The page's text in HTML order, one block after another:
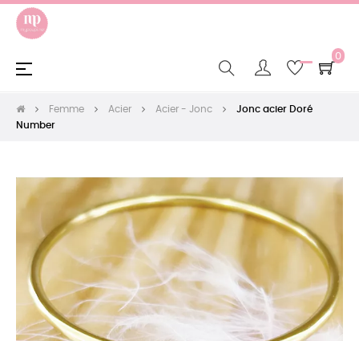
0
Basculer
☰
Femme Acier Acier - Jonc
Jonc acier Doré
Number